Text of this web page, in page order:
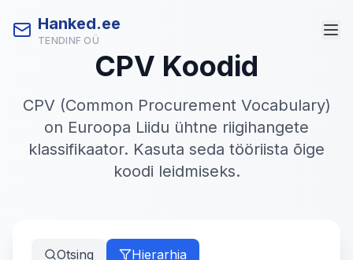
Hanked.ee
TENDINF OÜ
CPV Koodid
CPV (Common Procurement Vocabulary)
on Euroopa Liidu ühtne riigihangete
klassifikaator. Kasuta seda tööriista õige
koodi leidmiseks.
Otsing Hierarhia